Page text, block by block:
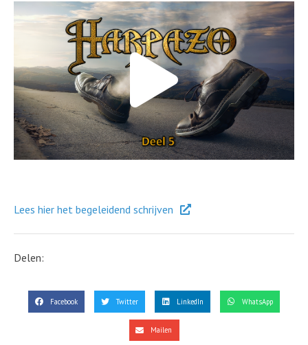
Lees hier het begeleidend schrijven
Delen:
Facebook Twitter LinkedIn WhatsApp
Mailen